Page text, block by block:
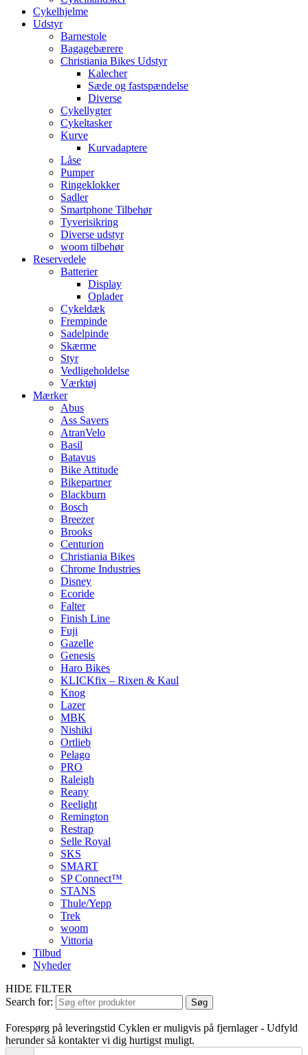
Cykelhjelme
Udstyr
Barnestole
Bagagebærere
Christiania Bikes Udstyr
Kalecher
Sæde og fastspændelse
Diverse
Cykellygter
Cykeltasker
Kurve
Kurvadaptere
Låse
Pumper
Ringeklokker
Sadler
Smartphone Tilbehør
Tyverisikring
Diverse udstyr
woom tilbehør
Reservedele
Batterier
Display
Oplader
Cykeldæk
Frempinde
Sadelpinde
Skærme
Styr
Vedligeholdelse
Værktøj
Mærker
Abus
Ass Savers
AtranVelo
Basil
Batavus
Bike Attitude
Bikepartner
Blackburn
Bosch
Breezer
Brooks
Centurion
Christiania Bikes
Chrome Industries
Disney
Ecoride
Falter
Finish Line
Fuji
Gazelle
Genesis
Haro Bikes
KLICKfix – Rixen & Kaul
Knog
Lazer
MBK
Nishiki
Ortlieb
Pelago
PRO
Raleigh
Reany
Reelight
Remington
Restrap
Selle Royal
SKS
SMART
SP Connect™
STANS
Thule/Yepp
Trek
woom
Vittoria
Tilbud
Nyheder
HIDE FILTER
Search for:
Søg
Forespørg på leveringstid Cyklen er muligvis på fjernlager - Udfyld
herunder så kontakter vi dig hurtigst muligt.